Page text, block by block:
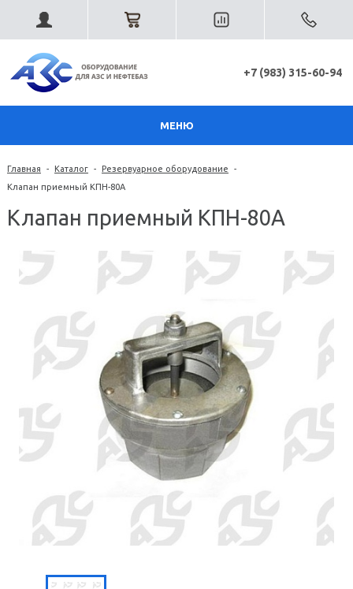
+7 (983) 315-60-94
МЕНЮ
Главная - Каталог - Резервуарное оборудование
-
Клапан приемный КПН-80А
Клапан приемный КПН-80А